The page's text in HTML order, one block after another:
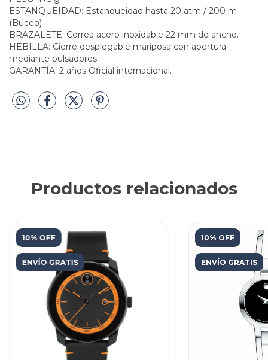
ESTANQUEIDAD: Estanqueidad hasta 20 atm / 200 m
(Buceo)
BRAZALETE: Correa acero inoxidable 22 mm de ancho.
HEBILLA: Cierre desplegable mariposa con apertura
mediante pulsadores.
GARANTÍA: 2 años Oficial internacional.
Productos relacionados
10% OFF
ENVÍO GRATIS
10% OFF
ENVÍO GRATIS